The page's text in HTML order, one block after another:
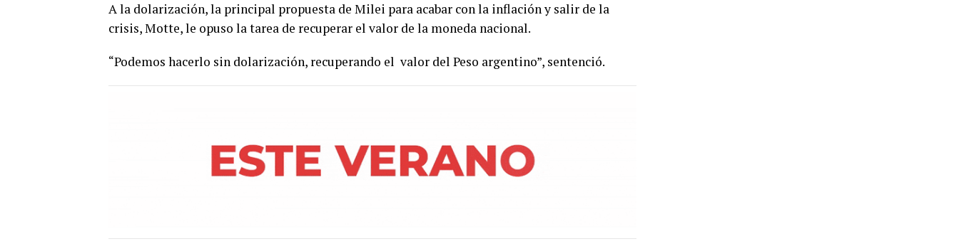
A la dolarización, la principal propuesta de Milei para acabar con la inflación y salir de la
crisis, Motte, le opuso la tarea de recuperar el valor de la moneda nacional.
“Podemos hacerlo sin dolarización, recuperando el valor del Peso argentino”, sentenció.